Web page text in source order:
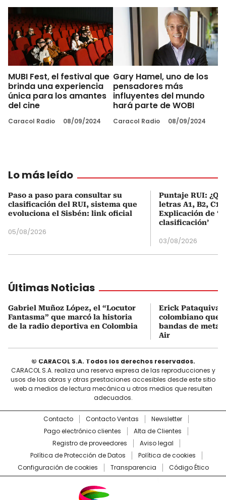
MUBI Fest, el festival que
brinda una experiencia
única para los amantes
del cine
Caracol Radio 08/09/2024
Gary Hamel, uno de los
pensadores más
influyentes del mundo
hará parte de WOBI
Caracol Radio 08/09/2024
Lo más leído
Paso a paso para consultar su
clasificación del RUI, sistema que
evoluciona el Sisbén: link oficial
05/08/2026
Puntaje RUI:
letras A1, B2, C1
Explicación de
clasificación’
03/08/2026
Últimas Noticias
Gabriel Muñoz López, el “Locutor
Fantasma” que marcó la historia
de la radio deportiva en Colombia
Erick Pataquiva,
colombiano que
bandas de metal
Air
© CARACOL S.A. Todos los derechos reservados.
CARACOL S.A. realiza una reserva expresa de las reproducciones y
usos de las obras y otras prestaciones accesibles desde este sitio
web a medios de lectura mecánica u otros medios que resulten
adecuados.
Contacto Contacto Ventas
Newsletter
Pago electrónico clientes
Alta de Clientes
Registro de proveedores
Aviso legal
Política de Protección de Datos
Política de cookies
Configuración de cookies
Transparencia Código Ético